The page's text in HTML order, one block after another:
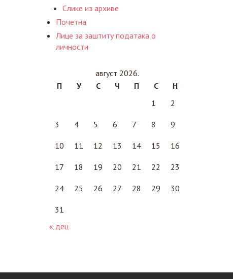
Слике из архиве
Почетна
Лице за заштиту података о
личности
август 2026.
П
У С Ч П С
Н
1
2
3 4 5 6 7 8 9
10 11 12 13 14 15 16
17 18 19 20 21 22 23
24 25 26 27 28 29 30
31
« дец